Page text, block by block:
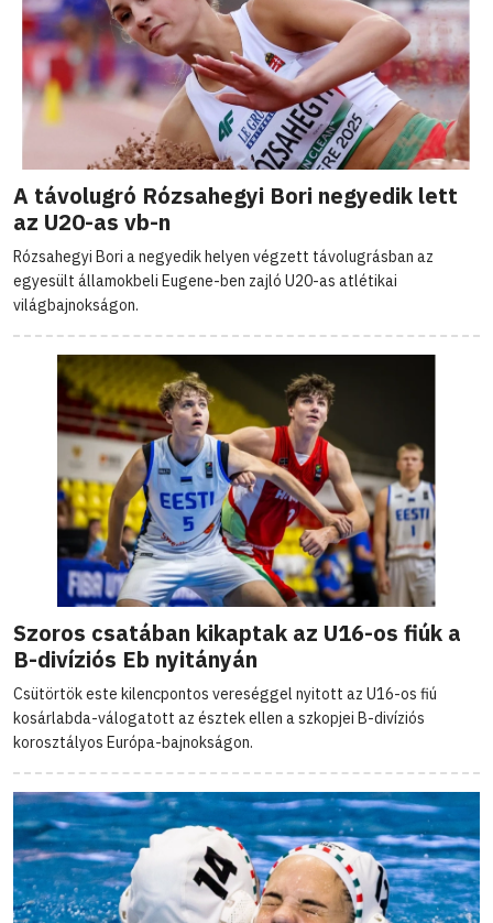
A távolugró Rózsahegyi Bori negyedik lett
az U20-as vb-n
Rózsahegyi Bori a negyedik helyen végzett távolugrásban az
egyesült államokbeli Eugene-ben zajló U20-as atlétikai
világbajnokságon.
Szoros csatában kikaptak az U16-os fiúk a
B-divíziós Eb nyitányán
Csütörtök este kilencpontos vereséggel nyitott az U16-os fiú
kosárlabda-válogatott az észtek ellen a szkopjei B-divíziós
korosztályos Európa-bajnokságon.